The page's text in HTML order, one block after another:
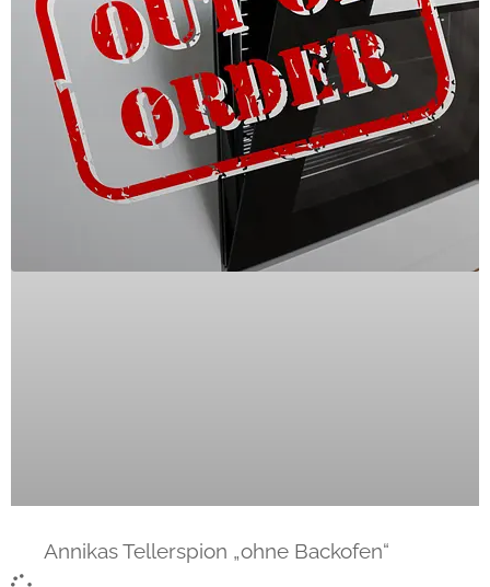
Annikas Tellerspion „ohne Backofen“